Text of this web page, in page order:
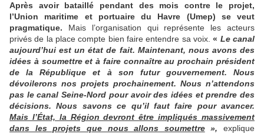
Après avoir bataillé pendant des mois contre le projet,
l’Union maritime et portuaire du Havre (Umep) se veut
pragmatique. Mais l’organisation qui représente les acteurs
privés de la place compte bien faire entendre sa voix.« Le canal
aujourd’hui est un état de fait. Maintenant, nous avons des
idées à soumettre et à faire connaître au prochain président
de la République et à son futur gouvernement. Nous
dévoilerons nos projets prochainement. Nous n’attendons
pas le canal Seine-Nord pour avoir des idées et prendre des
décisions. Nous savons ce qu’il faut faire pour avancer.
Mais l’État, la Région devront être impliqués massivement
dans les projets que nous allons soumettre
», explique